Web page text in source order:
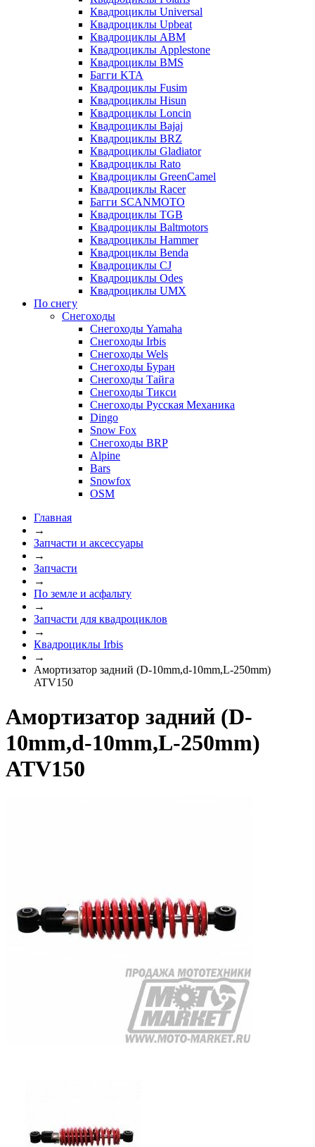
Квадроциклы Universal
Квадроциклы Upbeat
Квадроциклы ABM
Квадроциклы Applestone
Квадроциклы BMS
Багги KTA
Квадроциклы Fusim
Квадроциклы Hisun
Квадроциклы Loncin
Квадроциклы Bajaj
Квадроциклы BRZ
Квадроциклы Gladiator
Квадроциклы Rato
Квадроциклы GreenCamel
Квадроциклы Racer
Багги SCANMOTO
Квадроциклы TGB
Квадроциклы Baltmotors
Квадроциклы Hammer
Квадроциклы Benda
Квадроциклы CJ
Квадроциклы Odes
Квадроциклы UMX
По снегу
Снегоходы
Снегоходы Yamaha
Снегоходы Irbis
Снегоходы Wels
Снегоходы Буран
Снегоходы Тайга
Снегоходы Тикси
Снегоходы Русская Механика
Dingo
Snow Fox
Снегоходы BRP
Alpine
Bars
Snowfox
OSM
Главная
→
Запчасти и аксессуары
→
Запчасти
→
По земле и асфальту
→
Запчасти для квадроциклов
→
Квадроциклы Irbis
→
Амортизатор задний (D-10mm,d-10mm,L-250mm)
ATV150
Амортизатор задний (D-
10mm,d-10mm,L-250mm)
ATV150